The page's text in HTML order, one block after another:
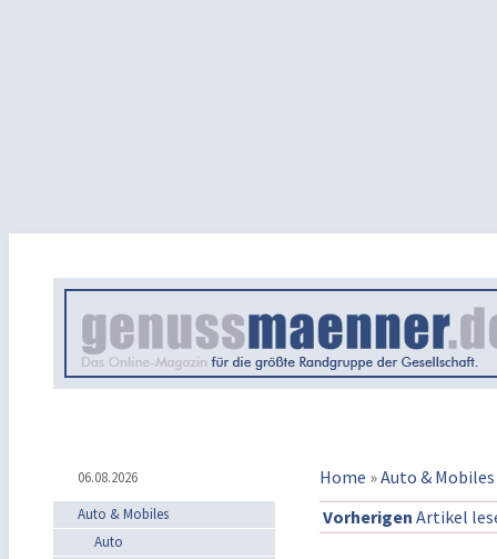
06.08.2026 Home »Auto & Mobiles
Auto & Mobiles
Auto
Vorherigen Artikel